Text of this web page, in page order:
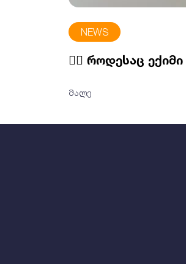
NEWS
👩‍⚕️ როდესაც
მალე